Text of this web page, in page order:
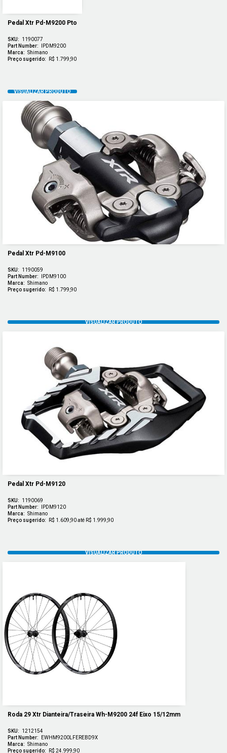
Pedal Xtr Pd-M9200 Pto
SKU:
1190077
Part Number:
IPDM9200
Marca: Shimano
Preço sugerido:
R$ 1.799,90
Pedal Xtr Pd-M9100
SKU:
1190059
Part Number:
IPDM9100
Marca: Shimano
Preço sugerido:
R$ 1.799,90
Pedal Xtr Pd-M9120
SKU:
1190069
Part Number:
IPDM9120
Marca: Shimano
Preço sugerido:
R$ 1.609,90 até R$ 1.999,90
Roda 29 Xtr Dianteira/traseira Wh-M9200 24f Eixo 15/12mm
SKU:
1212154
Part Number:
EWHM9200LFEREBD9X
Marca: Shimano
Preço sugerido:
R$ 24.999,90